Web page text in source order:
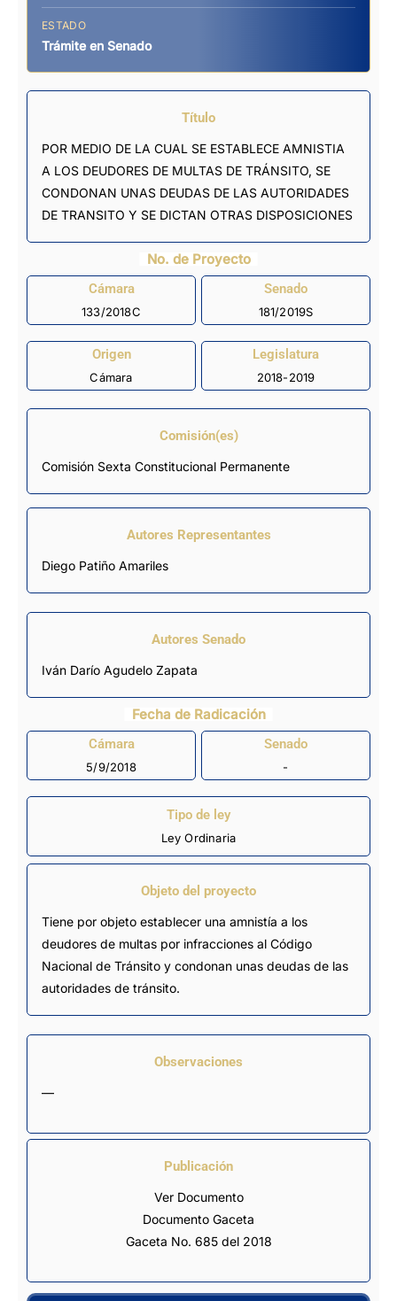
ESTADO
Trámite en Senado
Título
POR MEDIO DE LA CUAL SE ESTABLECE AMNISTIA
A LOS DEUDORES DE MULTAS DE TRÁNSITO, SE
CONDONAN UNAS DEUDAS DE LAS AUTORIDADES
DE TRANSITO Y SE DICTAN OTRAS DISPOSICIONES
No. de Proyecto
Cámara
133/2018C
Senado
181/2019S
Origen
Cámara
Legislatura
2018-2019
Comisión(es)
Comisión Sexta Constitucional Permanente
Autores Representantes
Diego Patiño Amariles
Autores Senado
Iván Darío Agudelo Zapata
Fecha de Radicación
Cámara
5/9/2018
Senado
-
Tipo de ley
Ley Ordinaria
Objeto del proyecto
Tiene por objeto establecer una amnistía a los
deudores de multas por infracciones al Código
Nacional de Tránsito y condonan unas deudas de las
autoridades de tránsito.
Observaciones
—
Publicación
Ver Documento
Documento Gaceta
Gaceta No. 685 del 2018